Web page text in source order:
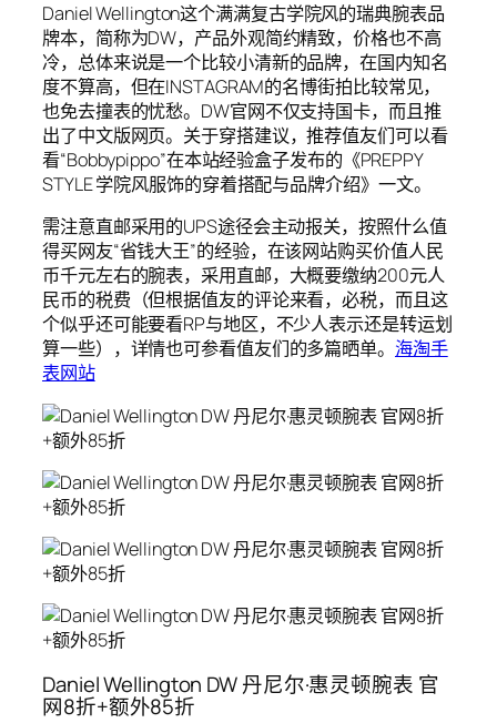
Daniel Wellington这个满满复古学院风的瑞典腕表品
牌本，简称为DW，产品外观简约精致，价格也不高
冷，总体来说是一个比较小清新的品牌，在国内知名
度不算高，但在INSTAGRAM的名博街拍比较常见，
也免去撞表的忧愁。DW官网不仅支持国卡，而且推
出了中文版网页。关于穿搭建议，推荐值友们可以看
看“Bobbypippo”在本站经验盒子发布的《PREPPY
STYLE 学院风服饰的穿着搭配与品牌介绍》一文。
需注意直邮采用的UPS途径会主动报关，按照什么值
得买网友“省钱大王”的经验，在该网站购买价值人民
币千元左右的腕表，采用直邮，大概要缴纳200元人
民币的税费（但根据值友的评论来看，必税，而且这
个似乎还可能要看RP与地区，不少人表示还是转运划
算一些），详情也可参看值友们的多篇晒单。 海淘手
表网站
Daniel Wellington DW 丹尼尔·惠灵顿腕表 官
网8折+额外85折